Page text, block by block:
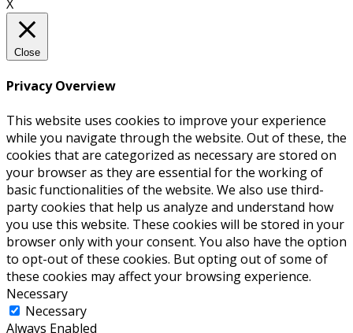
X
Close
Privacy Overview
This website uses cookies to improve your experience
while you navigate through the website. Out of these, the
cookies that are categorized as necessary are stored on
your browser as they are essential for the working of
basic functionalities of the website. We also use third-
party cookies that help us analyze and understand how
you use this website. These cookies will be stored in your
browser only with your consent. You also have the option
to opt-out of these cookies. But opting out of some of
these cookies may affect your browsing experience.
Necessary
Necessary
Always Enabled